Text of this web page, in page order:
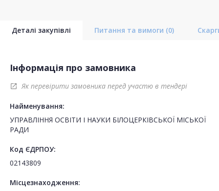
Деталі закупівлі Питання та вимоги (0)
Інформація про замовника
open_in_new Як перевірити замовника перед участю в тендері
Найменування:
УПРАВЛІННЯ ОСВІТИ І НАУКИ БІЛОЦЕРКІВСЬКОЇ МІСЬКОЇ
РАДИ
Код ЄДРПОУ:
02143809
Місцезнаходження: